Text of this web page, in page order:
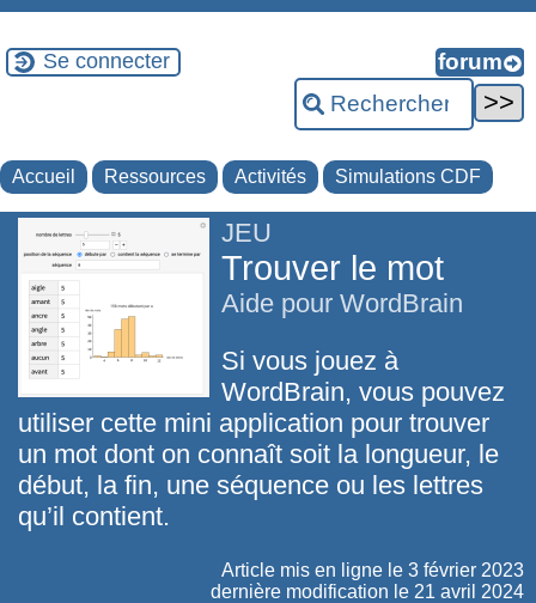
Se connecter
Accueil Ressources Activités Simulations CDF
JEU
Trouver le mot
Aide pour WordBrain
Si vous jouez à
WordBrain, vous pouvez
utiliser cette mini application pour trouver
un mot dont on connaît soit la longueur, le
début, la fin, une séquence ou les lettres
qu’il contient.
Article mis en ligne le 3 février 2023
dernière modification le 21 avril 2024